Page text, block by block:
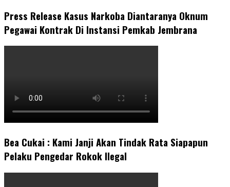
Press Release Kasus Narkoba Diantaranya Oknum
Pegawai Kontrak Di Instansi Pemkab Jembrana
Bea Cukai : Kami Janji Akan Tindak Rata Siapapun
Pelaku Pengedar Rokok Ilegal